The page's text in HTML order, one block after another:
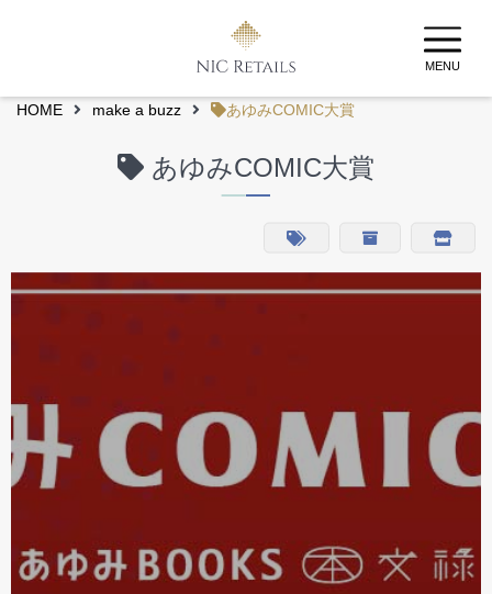
MENU
HOME make a buzz あゆみCOMIC大賞
あゆみCOMIC大賞